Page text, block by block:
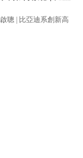
聰 | 比亞迪系創新高